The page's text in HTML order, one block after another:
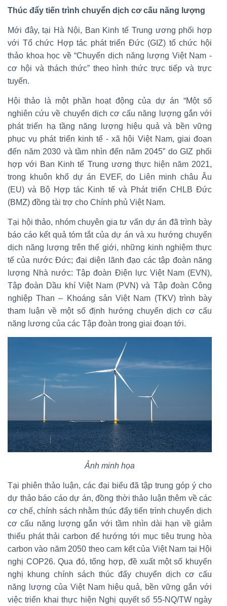
Thúc đẩy tiến trình chuyển dịch cơ cấu năng lượng
Mới đây, tại Hà Nội, Ban Kinh tế Trung ương phối hợp
với Tổ chức Hợp tác phát triển Đức (GIZ) tổ chức hội
thảo khoa học về “Chuyển dịch năng lượng Việt Nam -
cơ hội và thách thức” theo hình thức trực tiếp và trực
tuyến.
Hội thảo là một phần hoạt động của dự án “Một số
nghiên cứu về chuyển dịch cơ cấu năng lượng gắn với
phát triển hạ tầng năng lượng hiệu quả và bền vững
phục vụ phát triển kinh tế - xã hội Việt Nam, giai đoạn
đến năm 2030 và tầm nhìn đến năm 2045” do GIZ phối
hợp với Ban Kinh tế Trung ương thực hiện năm 2021,
trong khuôn khổ dự án EVEF, do Liên minh châu Âu
(EU) và Bộ Hợp tác Kinh tế và Phát triển CHLB Đức
(BMZ) đồng tài trợ cho Chính phủ Việt Nam.
Tại hội thảo, nhóm chuyên gia tư vấn dự án đã trình bày
báo cáo kết quả tóm tắt của dự án và xu hướng chuyển
dịch năng lượng trên thế giới, những kinh nghiệm thực
tế của nước Đức; đại diện lãnh đạo các tập đoàn năng
lượng Nhà nước: Tập đoàn Điện lực Việt Nam (EVN),
Tập đoàn Dầu khí Việt Nam (PVN) và Tập đoàn Công
nghiệp Than – Khoáng sản Việt Nam (TKV) trình bày
tham luận về một số định hướng chuyển dịch cơ cấu
năng lương của các Tập đoàn trong giai đoạn tới.
Ảnh minh họa
Tại phiên thảo luận, các đại biểu đã tập trung góp ý cho
dự thảo báo cáo dự án, đồng thời thảo luận thêm về các
cơ chế, chính sách nhằm thúc đẩy tiến trình chuyển dịch
cơ cấu năng lượng gắn với tầm nhìn dài hạn về giảm
thiểu phát thải carbon để hướng tới mục tiêu trung hòa
carbon vào năm 2050 theo cam kết của Việt Nam tại Hội
nghị COP26. Qua đó, tổng hợp, đề xuất một số khuyến
nghị khung chính sách thúc đẩy chuyển dịch cơ cấu
năng lượng của Việt Nam hiệu quả, bền vững gắn với
việc triển khai thực hiện Nghị quyết số 55-NQ/TW ngày